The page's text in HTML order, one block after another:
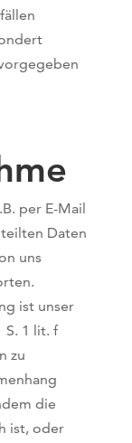
per E-Mail
Daten
uns
ist unser
S. 1 lit. f
zu
die
ist, oder